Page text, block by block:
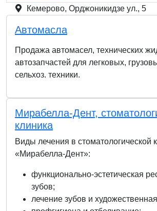
Кемерово, Орджоникидзе ул., 5
Автомасла
Продажа автомасел, технических
автозапчастей для легковых,
сельхоз. техники.
Мирабелла-Дент,
клиника
Виды лечения в стоматологической
«Мирабелла-Дент»:
функционально-эстетическая
зубов;
лечение зубов и